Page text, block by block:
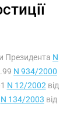
Президента N
N 934/2000
N 12/2002 від
N 134/2003 від